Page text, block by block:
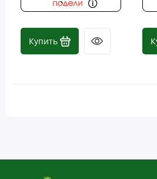
Микроэлементы (минералы)
Мужское здоровье
Купить